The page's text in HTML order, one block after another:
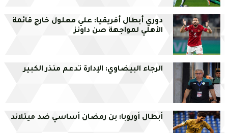
دوري أبطال أفريقيا: علي معلول خارج قائمة
الأهلي لمواجهة صن داونز
الرجاء البيضاوي: الإدارة تدعم منذر الكبير
أبطال أوروبا: بن رمضان أساسي ضد ميتلاند